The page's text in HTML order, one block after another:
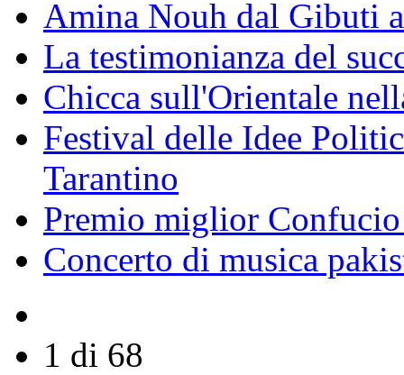
Amina Nouh dal Gibuti
La testimonianza del
Chicca sull'Orientale
Festival delle Idee
Tarantino
Premio miglior
Concerto di musica
1 di 68